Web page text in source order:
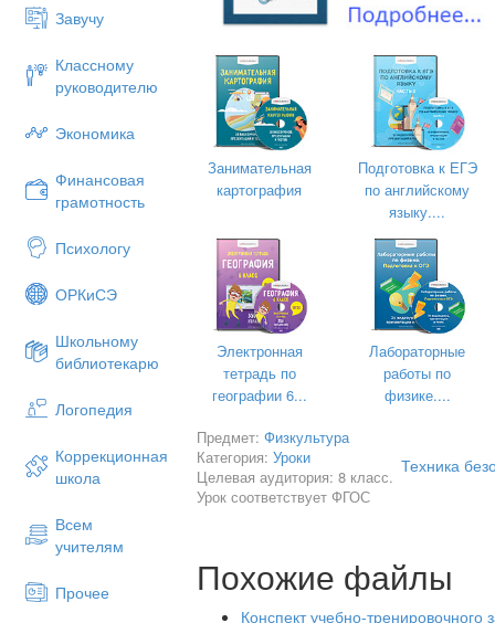
Завучу
Классному
руководителю
Экономика
Финансовая
грамотность
Психологу
ОРКиСЭ
Школьному
библиотекарю
Логопедия
Коррекционная
школа
Всем
учителям
Прочее
Занимательная
картография
Подготовка к ЕГЭ
по английскому
языку....
Электронная
тетрадь по
географии 6...
Лабораторные
работы по
физике....
Предмет:Физкультура
Категория:Уроки
Целевая аудитория: 8 класс.
Урок соответствует ФГОС
Техника
Похожие файлы
Конспект учебно-